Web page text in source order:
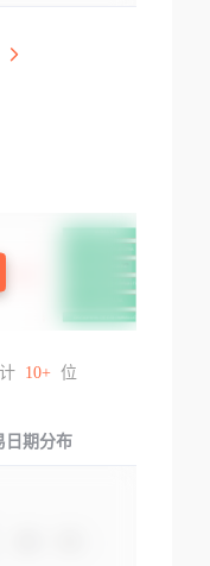
10+ 位
日期分布